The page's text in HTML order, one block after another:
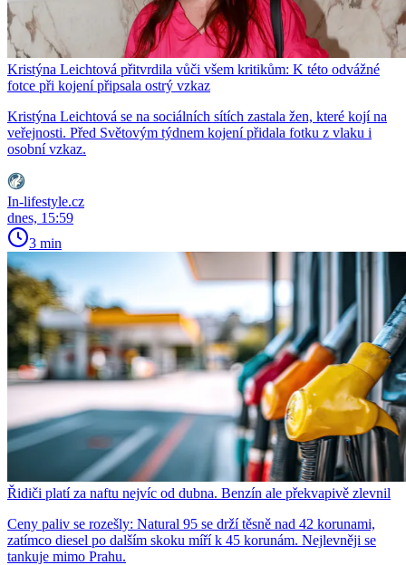
Kristýna Leichtová přitvrdila vůči všem kritikům: K této odvážné
fotce při kojení připsala ostrý vzkaz
Kristýna Leichtová se na sociálních sítích zastala žen, které kojí na
veřejnosti. Před Světovým týdnem kojení přidala fotku z vlaku i
osobní vzkaz.
In-lifestyle.cz
dnes, 15:59
3 min
Řidiči platí za naftu nejvíc od dubna. Benzín ale překvapivě zlevnil
Ceny paliv se rozešly: Natural 95 se drží těsně nad 42 korunami,
zatímco diesel po dalším skoku míří k 45 korunám. Nejlevněji se
tankuje mimo Prahu.